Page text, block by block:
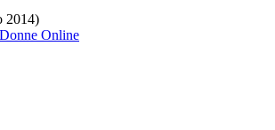
2014)
Online